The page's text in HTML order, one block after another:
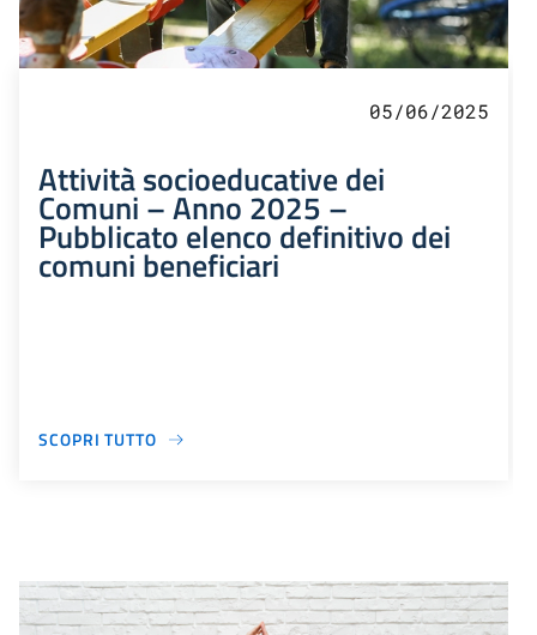
05/06/2025
Attività socioeducative dei
Comuni – Anno 2025 –
Pubblicato elenco definitivo dei
comuni beneficiari
SCOPRI TUTTO